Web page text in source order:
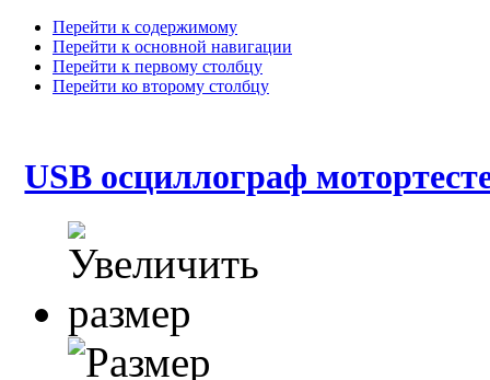
Перейти к содержимому
Перейти к основной навигации
Перейти к первому столбцу
Перейти ко второму столбцу
USB осциллограф